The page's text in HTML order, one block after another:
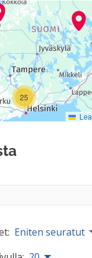
on kartta,
25
Eniten seuratut